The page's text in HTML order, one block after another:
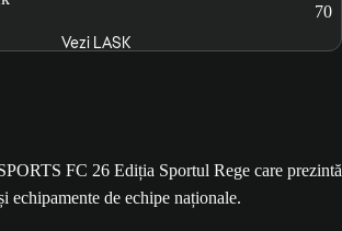
70
Vezi LASK